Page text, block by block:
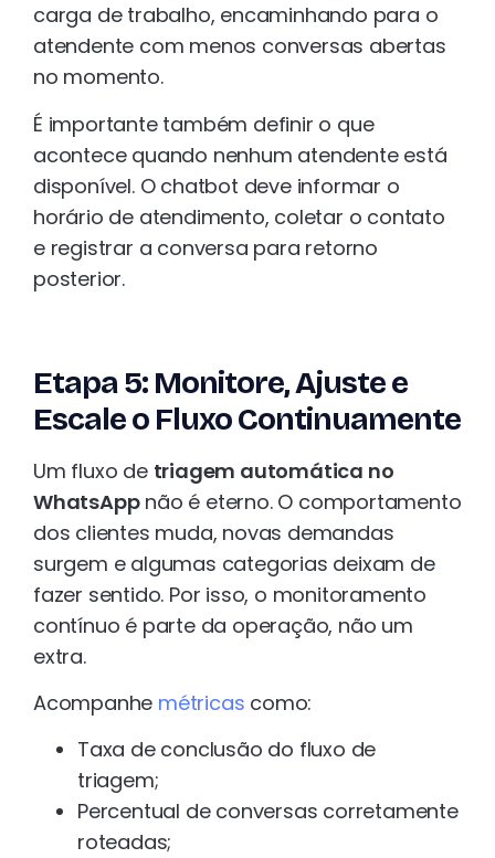
carga de trabalho, encaminhando para o
atendente com menos conversas abertas
no momento.
É importante também definir o que
acontece quando nenhum atendente está
disponível. O chatbot deve informar o
horário de atendimento, coletar o contato
e registrar a conversa para retorno
posterior.
Etapa 5: Monitore, Ajuste e
Escale o Fluxo Continuamente
Um fluxo de triagem automática no
WhatsAppnão é eterno. O comportamento
dos clientes muda, novas demandas
surgem e algumas categorias deixam de
fazer sentido. Por isso, o monitoramento
contínuo é parte da operação, não um
extra.
Acompanhe métricas como:
Taxa de conclusão do fluxo de
triagem;
Percentual de conversas corretamente
roteadas;